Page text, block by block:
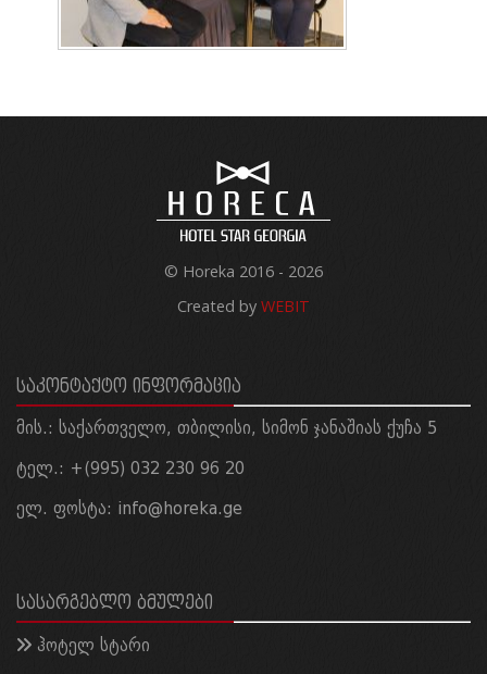
© Horeka 2016 - 2026
Created by WEBIT
ᲡᲐᲙᲝᲜᲢᲐᲥᲢᲝ ᲘᲜᲤᲝᲠᲛᲐᲪᲘᲐ
მის.: საქართველო, თბილისი, სიმონ ჯანაშიას ქუჩა 5
ტელ.: +(995) 032 230 96 20
ელ. ფოსტა: info@horeka.ge
ᲡᲐᲡᲐᲠᲒᲔᲑᲚᲝ ᲑᲛᲣᲚᲔᲑᲘ
ჰოტელ სტარი